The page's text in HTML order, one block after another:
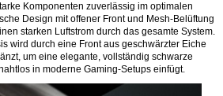
Komponenten zuverlässig im optimalen
Design mit offener Front und Mesh-Belüftung
starken Luftstrom durch das gesamte System.
wird durch eine Front aus geschwärzter Eiche
um eine elegante, vollständig schwarze
in moderne Gaming-Setups einfügt.